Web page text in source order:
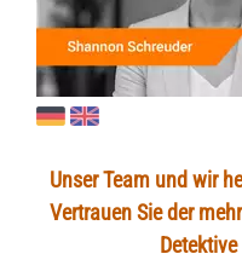
Unser Team und wir
Vertrauen Sie der